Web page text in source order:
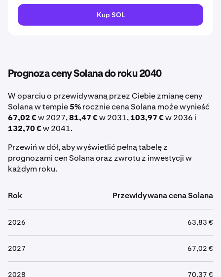
Kup SOL
Prognoza ceny Solana do roku 2040
W oparciu o przewidywaną przez Ciebie zmianę ceny
Solana w tempie5%rocznie cena Solana może wynieść
67,02 €w 2027,81,47 €w 2031,103,97 €w 2036 i
132,70 €w 2041.
Przewiń w dół, aby wyświetlić pełną tabelę z
prognozami cen Solana oraz zwrotu z inwestycji w
każdym roku.
Rok Przewidywana cena Solana
2026 63,83 €
2027 67,02 €
2028 70,37 €